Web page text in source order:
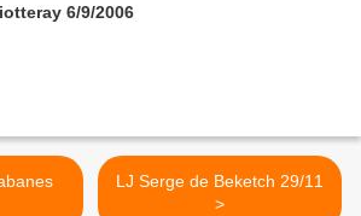
6/9/2006
LJ Serge de Beketch 29/11
>